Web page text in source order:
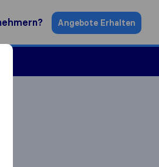
Angebote Erhalten